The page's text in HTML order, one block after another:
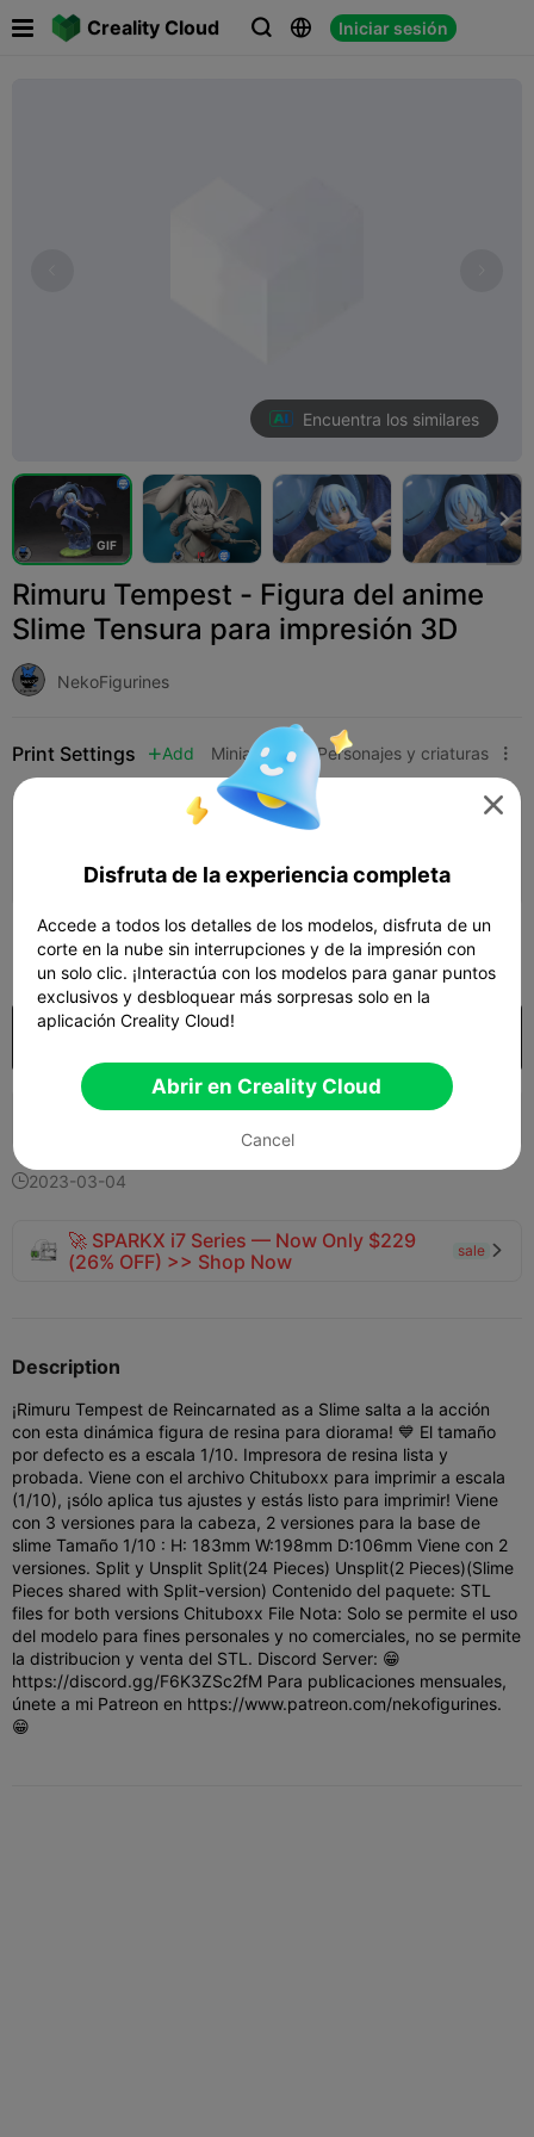
Creality Cloud   Iniciar sesión
Encuentra los similares
GIF

Rimuru Tempest - Figura del anime
Slime Tensura para impresión 3D
NekoFigurines
Print Settings  Add Miniaturas  Personajes y criaturas 
Añadir configuración de impresión
Gana más puntos
1,500 
2023-03-04
🚀 SPARKX i7 Series — Now Only $229
(26% OFF) >> Shop Now
sale 
Description
¡Rimuru Tempest de Reincarnated as a Slime salta a la acción
con esta dinámica figura de resina para diorama! 💙 El tamaño
por defecto es a escala 1/10. Impresora de resina lista y
probada. Viene con el archivo Chituboxx para imprimir a escala
(1/10), ¡sólo aplica tus ajustes y estás listo para imprimir! Viene
con 3 versiones para la cabeza, 2 versiones para la base de
slime Tamaño 1/10 : H: 183mm W:198mm D:106mm Viene con 2
versiones. Split y Unsplit Split(24 Pieces) Unsplit(2 Pieces)(Slime
Pieces shared with Split-version) Contenido del paquete: STL
files for both versions Chituboxx File Nota: Solo se permite el uso
del modelo para fines personales y no comerciales, no se permite
la distribucion y venta del STL. Discord Server: 😁
https://discord.gg/F6K3ZSc2fM Para publicaciones mensuales,
únete a mi Patreon en https://www.patreon.com/nekofigurines.
😁

Disfruta de la experiencia completa
Accede a todos los detalles de los modelos, disfruta de un
corte en la nube sin interrupciones y de la impresión con
un solo clic. ¡Interactúa con los modelos para ganar puntos
exclusivos y desbloquear más sorpresas solo en la
aplicación Creality Cloud!
Abrir en Creality Cloud
Cancel